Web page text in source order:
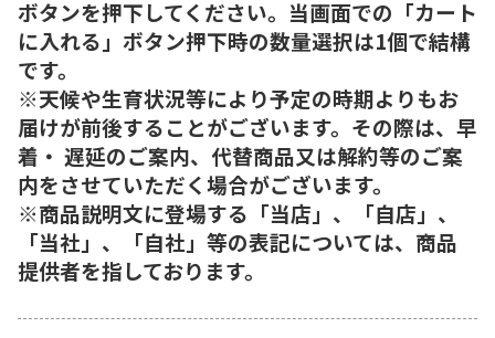
ボタンを押下してください。当画面での「カート
に入れる」ボタン押下時の数量選択は1個で結構
です。
※天候や生育状況等により予定の時期よりもお
届けが前後することがございます。その際は、早
着・ 遅延のご案内、代替商品又は解約等のご案
内をさせていただく場合がございます。
※商品説明文に登場する「当店」、「自店」、
「当社」、「自社」等の表記については、商品
提供者を指しております。